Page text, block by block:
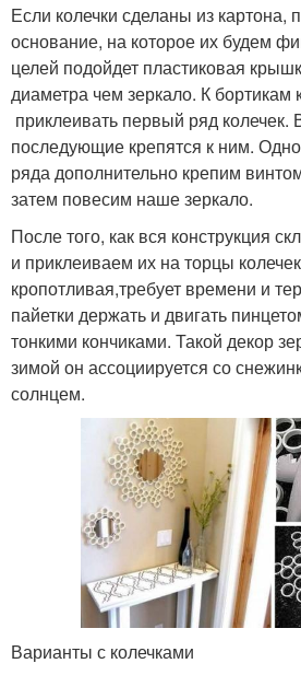
Если колечки сделаны из картона,
основание, на которое их будем
целей подойдет пластиковая
диаметра чем зеркало. К
приклеивать первый ряд колечек.
последующие крепятся к ним. Одно
ряда дополнительно крепим
затем повесим наше зеркало.
После того, как вся конструкция
и приклеиваем их на торцы
кропотливая,требует времени и
пайетки держать и двигать
тонкими кончиками. Такой декор
зимой он ассоциируется со
солнцем.
Варианты с колечками